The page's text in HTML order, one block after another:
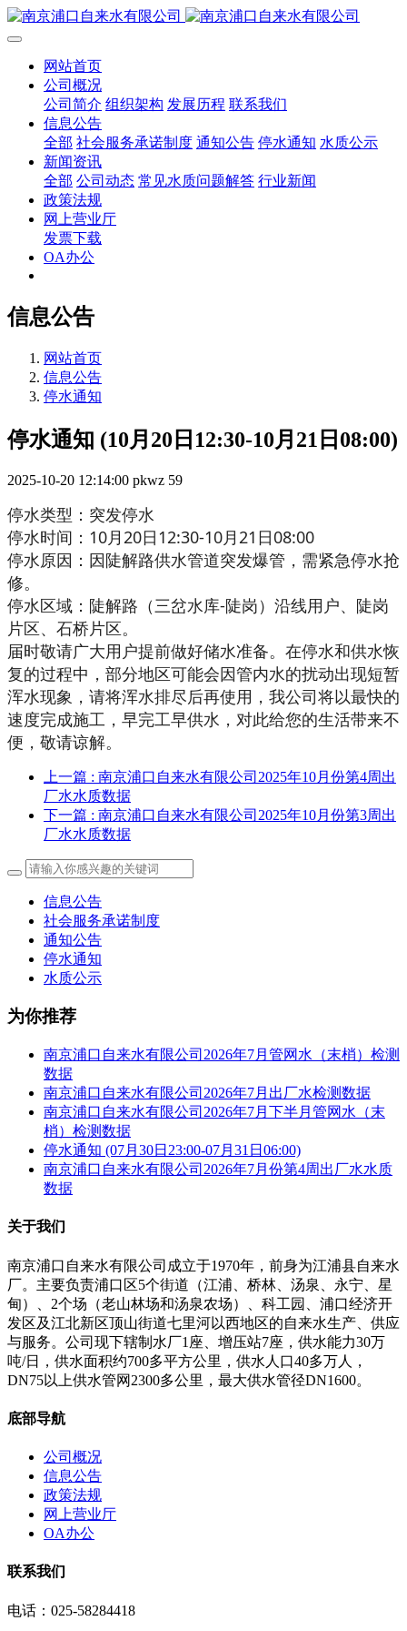
网站首页
公司概况
公司简介 组织架构 发展历程 联系我们
信息公告
全部 社会服务承诺制度 通知公告 停水通知 水质公示
新闻资讯
全部 公司动态 常见水质问题解答 行业新闻
政策法规
网上营业厅
发票下载
OA办公
信息公告
网站首页
信息公告
停水通知
停水通知 (10月20日12:30-10月21日08:00)
2025-10-20 12:14:00 pkwz 59
停水类型：突发停水
停水时间：10月20日12:30-10月21日08:00
停水原因：因陡解路供水管道突发爆管，需紧急停水抢
修。
停水区域：陡解路（三岔水库-陡岗）沿线用户、陡岗
片区、石桥片区。
届时敬请广大用户提前做好储水准备。在停水和供水恢
复的过程中，部分地区可能会因管内水的扰动出现短暂
浑水现象，请将浑水排尽后再使用，我公司将以最快的
速度完成施工，早完工早供水，对此给您的生活带来不
便，敬请谅解。
上一篇 : 南京浦口自来水有限公司2025年10月份第4周出
厂水水质数据
下一篇 : 南京浦口自来水有限公司2025年10月份第3周出
厂水水质数据
信息公告
社会服务承诺制度
通知公告
停水通知
水质公示
为你推荐
南京浦口自来水有限公司2026年7月管网水（末梢）检测
数据
南京浦口自来水有限公司2026年7月出厂水检测数据
南京浦口自来水有限公司2026年7月下半月管网水（末
梢）检测数据
停水通知 (07月30日23:00-07月31日06:00)
南京浦口自来水有限公司2026年7月份第4周出厂水水质
数据
关于我们
南京浦口自来水有限公司成立于1970年，前身为江浦县自来水
厂。主要负责浦口区5个街道（江浦、桥林、汤泉、永宁、星
甸）、2个场（老山林场和汤泉农场）、科工园、浦口经济开
发区及江北新区顶山街道七里河以西地区的自来水生产、供应
与服务。公司现下辖制水厂1座、增压站7座，供水能力30万
吨/日，供水面积约700多平方公里，供水人口40多万人，
DN75以上供水管网2300多公里，最大供水管径DN1600。
底部导航
公司概况
信息公告
政策法规
网上营业厅
OA办公
联系我们
电话：025-58284418